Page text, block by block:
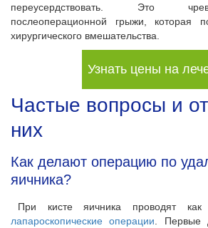
переусердствовать. Это
послеоперационной грыжи, которая
хирургического вмешательства.
Узнать цены на
Частые вопросы и
них
Как делают операцию по
яичника?
При кисте яичника проводят
лапароскопические операции. Первые